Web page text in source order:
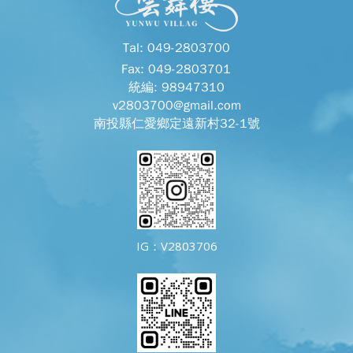
Tal: 049-2803700
Fax: 049-2803701
統編: 98947310
v2803700@gmail.com
南投縣仁愛鄉定遠新村32-1號
IG：V2803706